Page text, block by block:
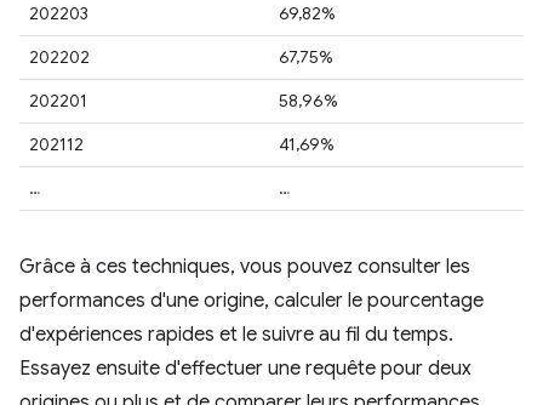
202203
69,82%
202202
67,75%
202201
58,96%
202112
41,69%
…
…
Grâce à ces techniques, vous pouvez consulter les
performances d'une origine, calculer le pourcentage
d'expériences rapides et le suivre au fil du temps.
Essayez ensuite d'effectuer une requête pour deux